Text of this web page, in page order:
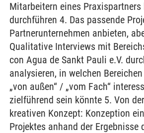
Mitarbeitern eines
durchführen 4. Das passende
Partnerunternehmen anbieten,
Qualitative Interviews mit
con Agua de Sankt Pauli e.V.
analysieren, in welchen
„von außen“ / „vom Fach“
zielführend sein könnte 5. Von
kreativen Konzept: Konzeption
Projektes anhand der Ergebnisse